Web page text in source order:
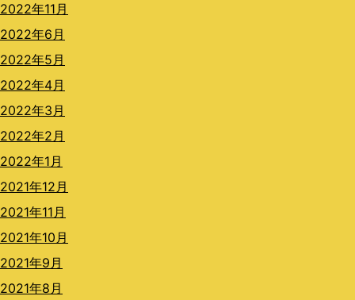
2022年11月
2022年6月
2022年5月
2022年4月
2022年3月
2022年2月
2022年1月
2021年12月
2021年11月
2021年10月
2021年9月
2021年8月